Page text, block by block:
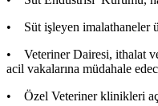
• Süt işleyen imalathaneler
• Veteriner Dairesi, ithalat ve
acil vakalarına müdahale
• Özel Veteriner klinikleri